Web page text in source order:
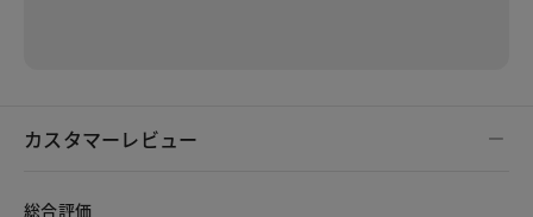
カスタマーレビュー
総合評価